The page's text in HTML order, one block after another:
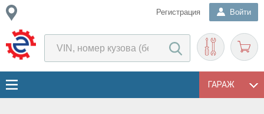
Регистрация Войти
ГАРАЖ